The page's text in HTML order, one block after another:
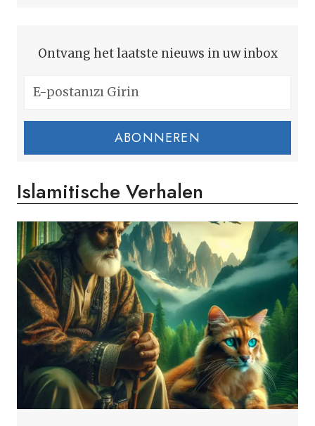
Ontvang het laatste nieuws in uw inbox
ABONNEREN
Islamitische Verhalen